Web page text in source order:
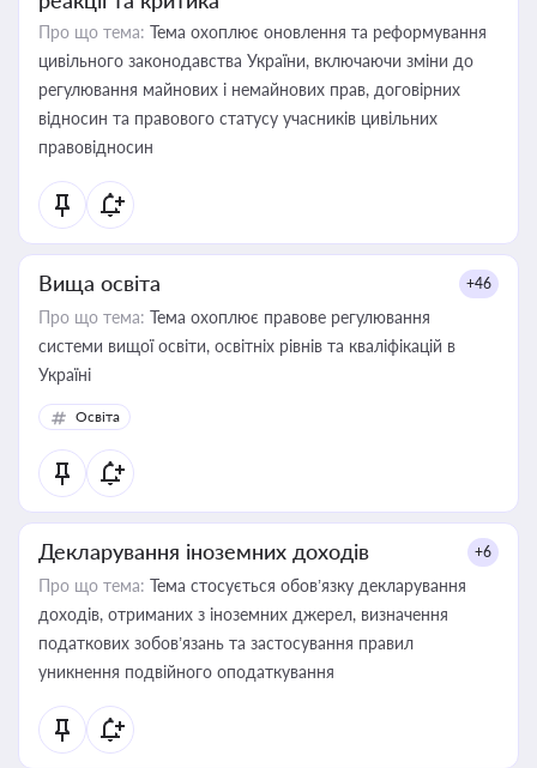
Про що тема: Тема охоплює оновлення та реформування
цивільного законодавства України, включаючи зміни до
регулювання майнових і немайнових прав, договірних
відносин та правового статусу учасників цивільних
правовідносин
Вища освіта +46
Про що тема: Тема охоплює правове регулювання
системи вищої освіти, освітніх рівнів та кваліфікацій в
Україні
Освіта
Декларування іноземних доходів +6
Про що тема: Тема стосується обов’язку декларування
доходів, отриманих з іноземних джерел, визначення
податкових зобов’язань та застосування правил
уникнення подвійного оподаткування